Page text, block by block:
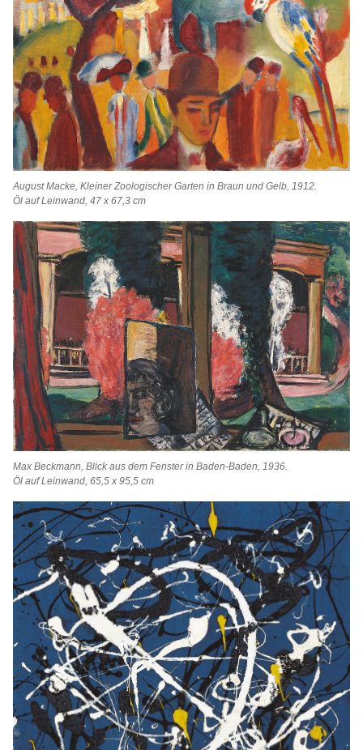
August Macke, Kleiner Zoologischer Garten in Braun und Gelb, 1912.
Öl auf Leinwand, 47 x 67,3 cm
Max Beckmann, Blick aus dem Fenster in Baden-Baden, 1936.
Öl auf Leinwand, 65,5 x 95,5 cm